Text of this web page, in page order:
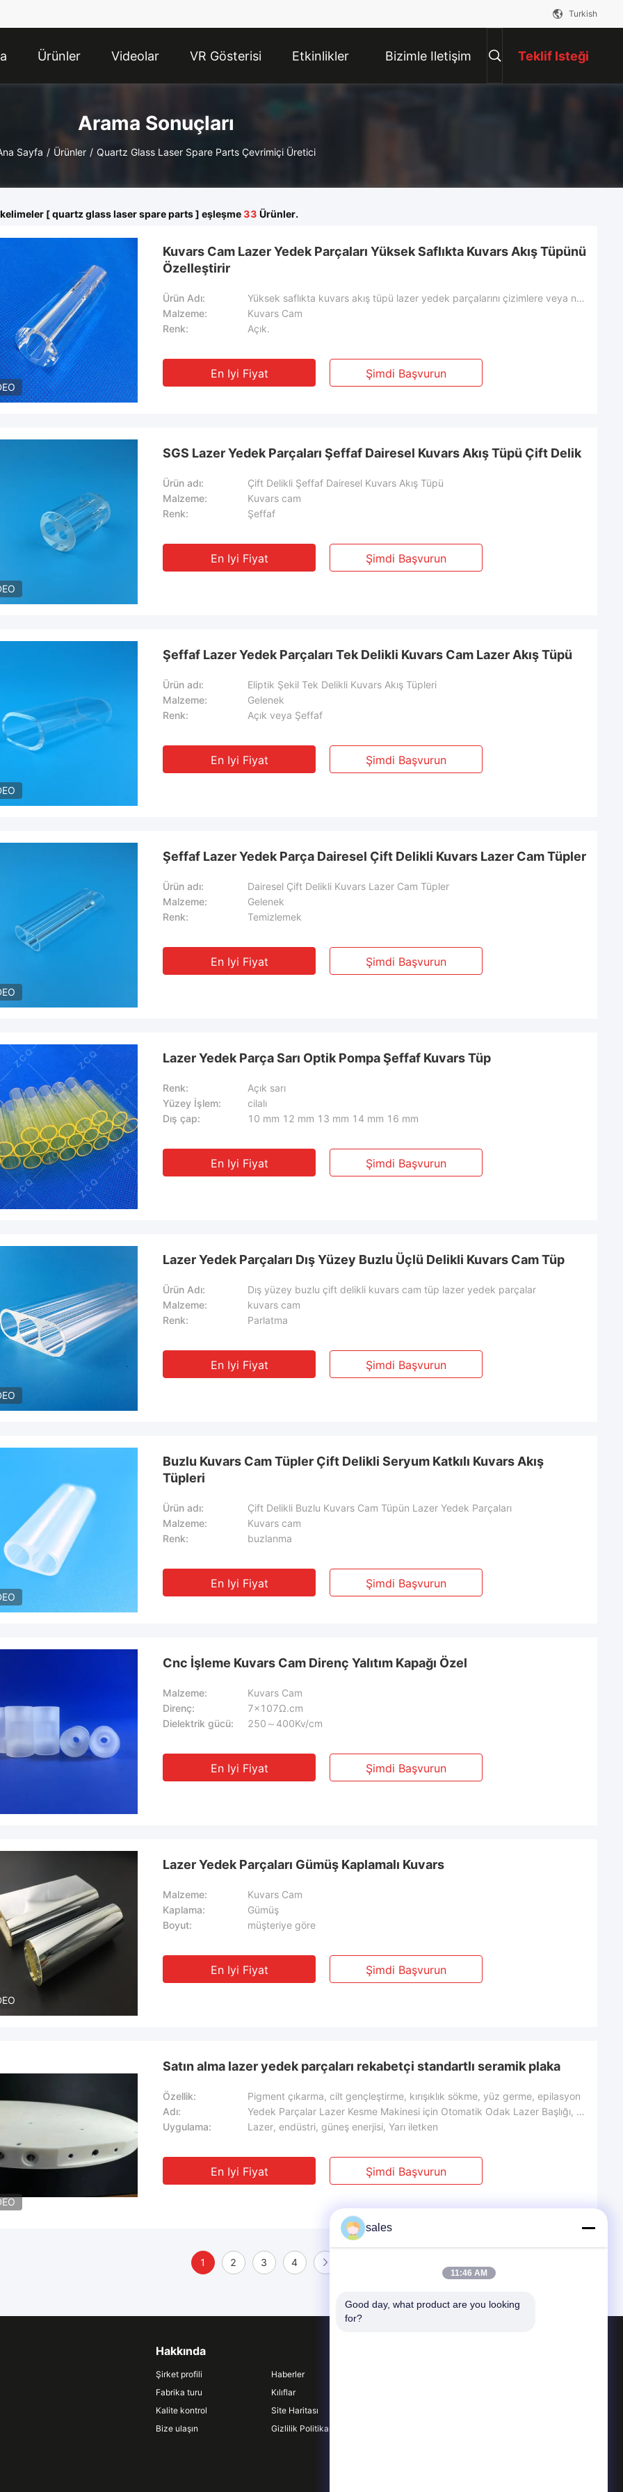
Turkish
Ürünler Videolar VR Gösterisi Etkinlikler Bizimle Iletişim Teklif Isteği
Arama Sonuçları
Sayfa / Ürünler / Quartz Glass Laser Spare Parts Çevrimiçi Üretici
[ quartz glass laser spare parts ] eşleşme 33 Ürünler.
Kuvars Cam Lazer Yedek Parçaları Yüksek Saflıkta Kuvars Akış Tüpünü
Özelleştirir
Ürün Adı:
Yüksek saflıkta kuvars akış tüpü lazer yedek parçalarını çizimlere veya numunelere göre özelleştirin
Malzeme:
Kuvars Cam
Renk:
Açık.
En Iyi Fiyat Şimdi Başvurun
SGS Lazer Yedek Parçaları Şeffaf Dairesel Kuvars Akış Tüpü Çift Delik
Ürün adı:
Çift Delikli Şeffaf Dairesel Kuvars Akış Tüpü
Malzeme:
Kuvars cam
Renk:
Şeffaf
En Iyi Fiyat Şimdi Başvurun
Şeffaf Lazer Yedek Parçaları Tek Delikli Kuvars Cam Lazer Akış Tüpü
Ürün adı:
Eliptik Şekil Tek Delikli Kuvars Akış Tüpleri
Malzeme:
Gelenek
Renk:
Açık veya Şeffaf
En Iyi Fiyat Şimdi Başvurun
Şeffaf Lazer Yedek Parça Dairesel Çift Delikli Kuvars Lazer Cam Tüpler
Ürün adı:
Dairesel Çift Delikli Kuvars Lazer Cam Tüpler
Malzeme:
Gelenek
Renk:
Temizlemek
En Iyi Fiyat Şimdi Başvurun
Lazer Yedek Parça Sarı Optik Pompa Şeffaf Kuvars Tüp
Renk:
Açık sarı
Yüzey İşlem:
cilalı
Dış çap:
10 mm 12 mm 13 mm 14 mm 16 mm
En Iyi Fiyat Şimdi Başvurun
Lazer Yedek Parçaları Dış Yüzey Buzlu Üçlü Delikli Kuvars Cam Tüp
Ürün Adı:
Dış yüzey buzlu çift delikli kuvars cam tüp lazer yedek parçalar
Malzeme:
kuvars cam
Renk:
Parlatma
En Iyi Fiyat Şimdi Başvurun
Buzlu Kuvars Cam Tüpler Çift Delikli Seryum Katkılı Kuvars Akış
Tüpleri
Ürün adı:
Çift Delikli Buzlu Kuvars Cam Tüpün Lazer Yedek Parçaları
Malzeme:
Kuvars cam
Renk:
buzlanma
En Iyi Fiyat Şimdi Başvurun
Cnc İşleme Kuvars Cam Direnç Yalıtım Kapağı Özel
Malzeme:
Kuvars Cam
Direnç:
7×107Ω.cm
Dielektrik gücü:
250～400Kv/cm
En Iyi Fiyat Şimdi Başvurun
Lazer Yedek Parçaları Gümüş Kaplamalı Kuvars
Malzeme:
Kuvars Cam
Kaplama:
Gümüş
Boyut:
müşteriye göre
En Iyi Fiyat Şimdi Başvurun
Satın alma lazer yedek parçaları rekabetçi standartlı seramik plaka
Özellik:
Pigment çıkarma, cilt gençleştirme, kırışıklık sökme, yüz germe, epilasyon
Adı:
Yedek Parçalar Lazer Kesme Makinesi için Otomatik Odak Lazer Başlığı, Lazer Kesme Makinesi Yedek Par
Uygulama:
Lazer, endüstri, güneş enerjisi, Yarı iletken
En Iyi Fiyat Şimdi Başvurun
1 2 3 4
Hakkında
Şirket profili
Fabrika turu
Kalite kontrol
Bize ulaşın
Haberler
Kılıflar
Site Haritası
Gizlilik Politikası
sales
11:46 AM
Good day, what product are you looking
for?